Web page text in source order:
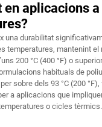
aplicacions
una durabilitat
temperatures, mantenint el
200 °C (400 °F) o
habituals de
sobre dels 93 °C (200
a aplicacions que
o cicles tèrmics.